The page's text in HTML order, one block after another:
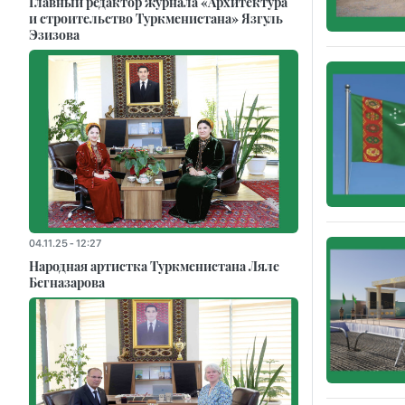
и строительство Туркменистана» Язгуль
Эзизова
04.11.25 - 12:27
Народная артистка Туркменистана Ляле
Бегназарова